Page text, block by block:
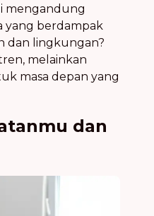
mengandung
yang berdampak
dan lingkungan?
melainkan
masa depan yang
dan